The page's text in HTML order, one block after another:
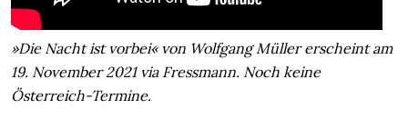
»Die Nacht ist vorbei« von Wolfgang Müller erscheint am
19. November 2021 via Fressmann. Noch keine
Österreich-Termine.